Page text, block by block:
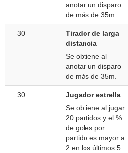
anotar un disparo
de más de 35m.
30
Tirador de larga
distancia
Se obtiene al
anotar un disparo
de más de 35m.
30
Jugador estrella
Se obtiene al jugar
20 partidos y el %
de goles por
partido es mayor a
2 en los últimos 5